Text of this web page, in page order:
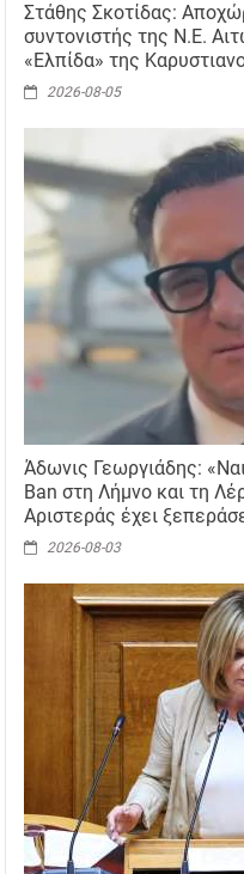
Στάθης Σκοτίδας:
συντονιστής της Ν.Ε.
«Ελπίδα» της
2026-08-05
Άδωνις Γεωργιάδης:
Ban στη Λήμνο και τη
Αριστεράς έχει
2026-08-03